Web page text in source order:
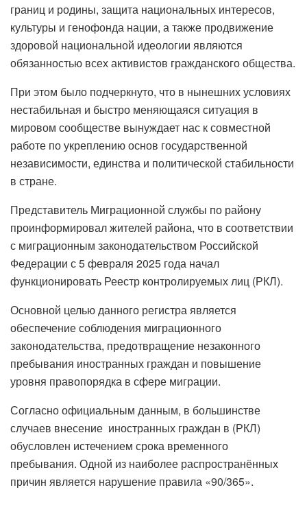
границ и родины, защита национальных интересов,
культуры и генофонда нации, а также продвижение
здоровой национальной идеологии являются
обязанностью всех активистов гражданского общества.
При этом было подчеркнуто, что в нынешних условиях
нестабильная и быстро меняющаяся ситуация в
мировом сообществе вынуждает нас к совместной
работе по укреплению основ государственной
независимости, единства и политической стабильности
в стране.
Представитель Миграционной службы по району
проинформировал жителей района, что в соответствии
с миграционным законодательством Российской
Федерации с 5 февраля 2025 года начал
функционировать Реестр контролируемых лиц (РКЛ).
Основной целью данного регистра является
обеспечение соблюдения миграционного
законодательства, предотвращение незаконного
пребывания иностранных граждан и повышение
уровня правопорядка в сфере миграции.
Согласно официальным данным, в большинстве
случаев внесение иностранных граждан в (РКЛ)
обусловлен истечением срока временного
пребывания. Одной из наиболее распространённых
причин является нарушение правила «90/365».